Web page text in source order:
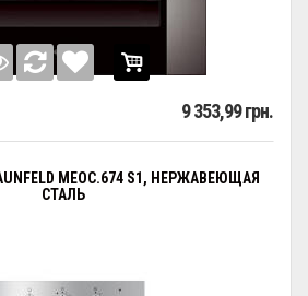
9 353,99 грн.
MEOC.674 S1, НЕРЖАВЕЮЩАЯ
СТАЛЬ